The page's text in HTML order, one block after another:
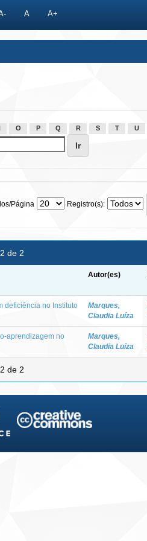
A A+
O P Q R S T U
Página Registro(s):
de 2
Autor(es)
deficiência no Instituto
Marques,
Claudia Luíza
aprendizagem no
Marques,
Claudia Luíza
de 2